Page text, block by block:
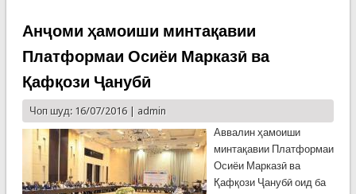
Анҷоми ҳамоиши минтақавии
Платформаи Осиёи Марказӣ ва
Қафқози Ҷанубӣ
Чоп шуд: 16/07/2016 | admin
Аввалин ҳамоиши
минтақавии Платформаи
Осиёи Марказӣ ва
Қафқози Ҷанубӣ оид ба